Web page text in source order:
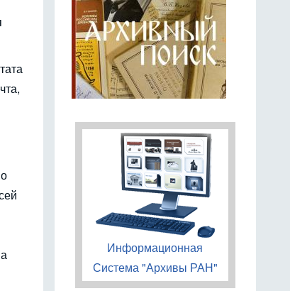
Информационная
Система "Архивы РАН"